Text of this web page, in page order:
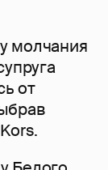
молчания
от